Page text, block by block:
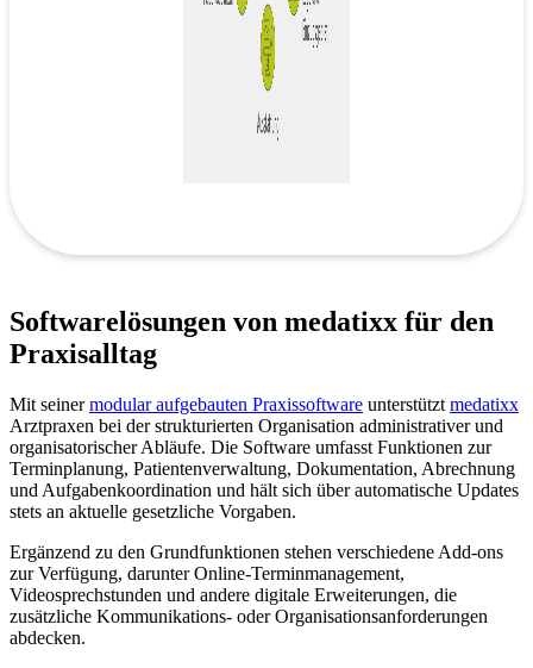
Softwarelösungen von medatixx für den
Praxisalltag
Mit seinermodular aufgebauten Praxissoftware unterstützt medatixx
Arztpraxen bei der strukturierten Organisation administrativer und
organisatorischer Abläufe. Die Software umfasst Funktionen zur
Terminplanung, Patientenverwaltung, Dokumentation, Abrechnung
und Aufgabenkoordination und hält sich über automatische Updates
stets an aktuelle gesetzliche Vorgaben.
Ergänzend zu den Grundfunktionen stehen verschiedene Add-ons
zur Verfügung, darunter Online-Terminmanagement,
Videosprechstunden und andere digitale Erweiterungen, die
zusätzliche Kommunikations- oder Organisationsanforderungen
abdecken.